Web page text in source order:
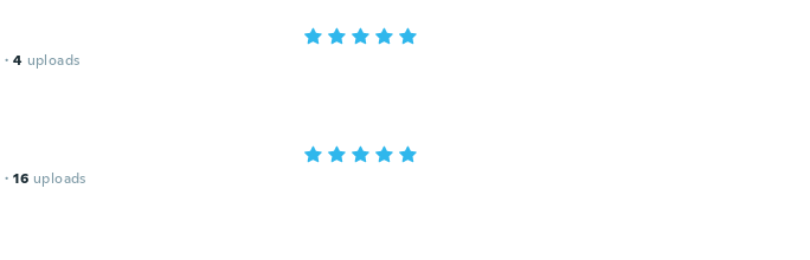
· 4 uploads
· 16 uploads